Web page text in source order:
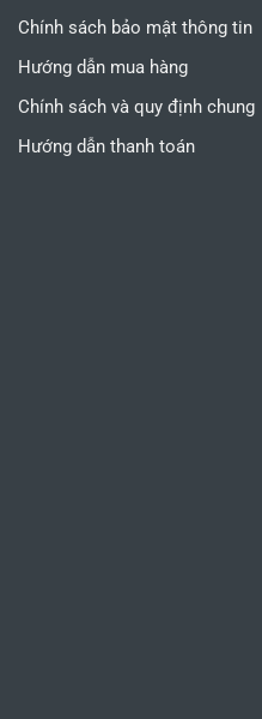
Chính sách bảo mật thông tin
Hướng dẫn mua hàng
Chính sách và quy định chung
Hướng dẫn thanh toán